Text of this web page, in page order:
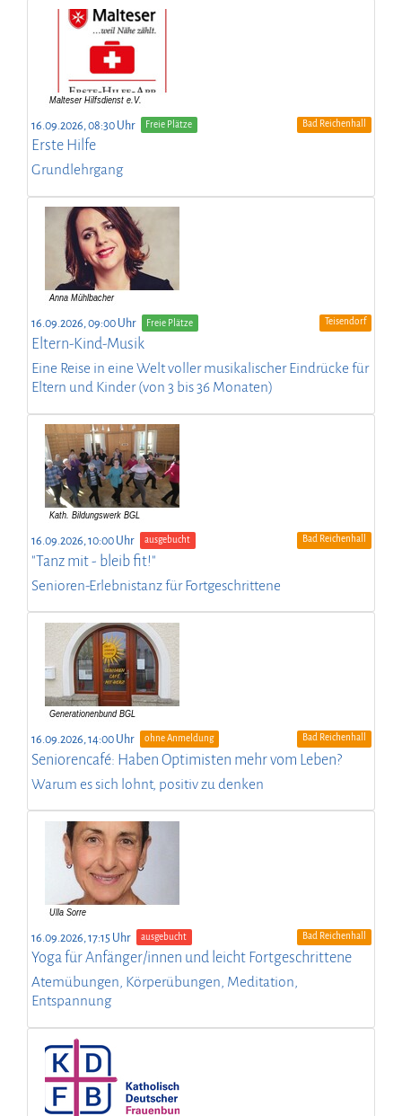
16.09.2026, 08:30 Uhr Freie Plätze Bad Reichenhall
Erste Hilfe
Grundlehrgang
16.09.2026, 09:00 Uhr Freie Plätze Teisendorf
Eltern-Kind-Musik
Eine Reise in eine Welt voller musikalischer Eindrücke für
Eltern und Kinder (von 3 bis 36 Monaten)
16.09.2026, 10:00 Uhr ausgebucht Bad Reichenhall
"Tanz mit - bleib fit!"
Senioren-Erlebnistanz für Fortgeschrittene
16.09.2026, 14:00 Uhr ohne Anmeldung Bad Reichenhall
Seniorencafé: Haben Optimisten mehr vom Leben?
Warum es sich lohnt, positiv zu denken
16.09.2026, 17:15 Uhr ausgebucht Bad Reichenhall
Yoga für Anfänger/innen und leicht Fortgeschrittene
Atemübungen, Körperübungen, Meditation,
Entspannung